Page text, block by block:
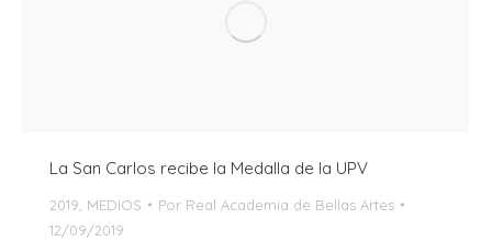
La San Carlos recibe la Medalla de la UPV
2019 MEDIOS Por Real Academia de Bellas Artes
12/09/2019